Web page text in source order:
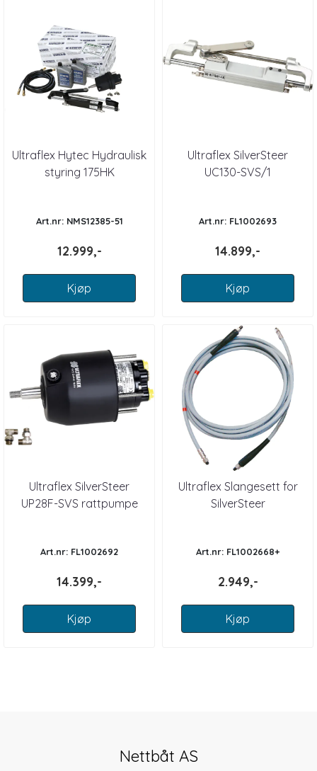
Ultraflex Hytec Hydraulisk
styring 175HK
Art.nr: NMS12385-51
12.999,-
Kjøp
Ultraflex SilverSteer
UC130-SVS/1
Art.nr: FL1002693
14.899,-
Kjøp
Ultraflex SilverSteer
UP28F-SVS rattpumpe
Art.nr: FL1002692
14.399,-
Kjøp
Ultraflex Slangesett for
SilverSteer
Art.nr: FL1002668+
2.949,-
Kjøp
Nettbåt AS